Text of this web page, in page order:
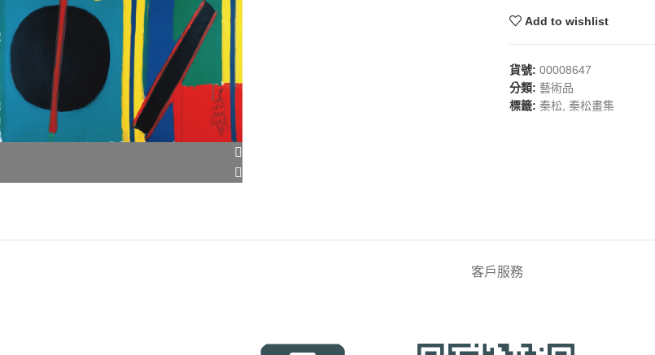
Add to wishlist
貨號: 00008647
分類: 藝術品
標籤: 秦松 秦松畫集
客戶服務